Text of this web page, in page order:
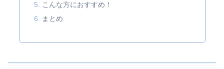
こんな方におすすめ！
まとめ